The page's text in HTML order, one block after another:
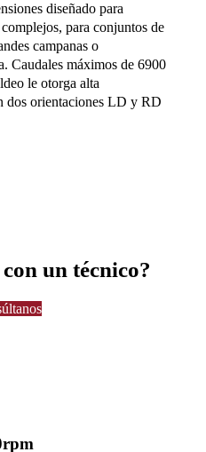
diseñado para
para conjuntos de
campanas o
Caudales máximos de 6900
le otorga alta
dos orientaciones LD y RD
un técnico?